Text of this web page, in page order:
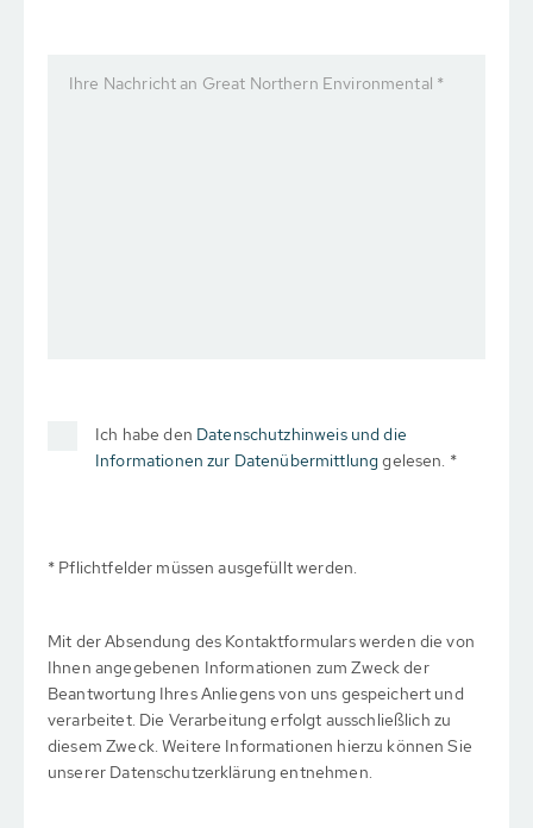
Ihre Nachricht an Great Northern Environmental *
Ich habe den Datenschutzhinweis und die
Informationen zur Datenübermittlunggelesen. *
* Pflichtfelder müssen ausgefüllt werden.
Mit der Absendung des Kontaktformulars werden die von
Ihnen angegebenen Informationen zum Zweck der
Beantwortung Ihres Anliegens von uns gespeichert und
verarbeitet. Die Verarbeitung erfolgt ausschließlich zu
diesem Zweck. Weitere Informationen hierzu können Sie
unserer Datenschutzerklärung entnehmen.